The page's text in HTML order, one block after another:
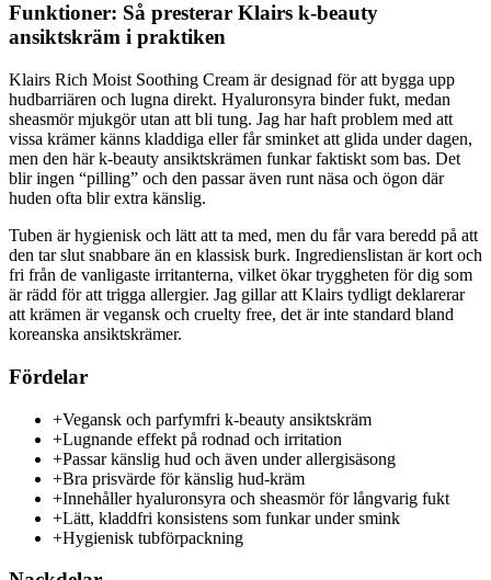
Funktioner: Så presterar Klairs k-beauty
ansiktskräm i praktiken
Klairs Rich Moist Soothing Cream är designad för att bygga upp
hudbarriären och lugna direkt. Hyaluronsyra binder fukt, medan
sheasmör mjukgör utan att bli tung. Jag har haft problem med att
vissa krämer känns kladdiga eller får sminket att glida under dagen,
men den här k-beauty ansiktskrämen funkar faktiskt som bas. Det
blir ingen “pilling” och den passar även runt näsa och ögon där
huden ofta blir extra känslig.
Tuben är hygienisk och lätt att ta med, men du får vara beredd på att
den tar slut snabbare än en klassisk burk. Ingredienslistan är kort och
fri från de vanligaste irritanterna, vilket ökar tryggheten för dig som
är rädd för att trigga allergier. Jag gillar att Klairs tydligt deklarerar
att krämen är vegansk och cruelty free, det är inte standard bland
koreanska ansiktskrämer.
Fördelar
+Vegansk och parfymfri k-beauty ansiktskräm
+Lugnande effekt på rodnad och irritation
+Passar känslig hud och även under allergisäsong
+Bra prisvärde för känslig hud-kräm
+Innehåller hyaluronsyra och sheasmör för långvarig fukt
+Lätt, kladdfri konsistens som funkar under smink
+Hygienisk tubförpackning